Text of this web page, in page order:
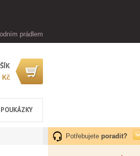
prádlem
Kč
Potřebujete poradit?